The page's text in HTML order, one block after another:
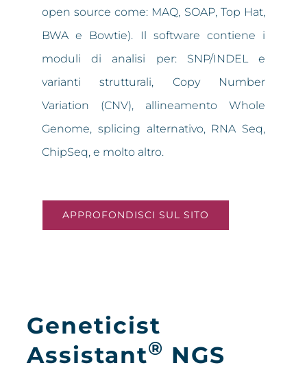
open source come: MAQ, SOAP, Top Hat,
BWA e Bowtie). Il software contiene i
moduli di analisi per: SNP/INDEL e
varianti strutturali, Copy Number
Variation (CNV), allineamento Whole
Genome, splicing alternativo, RNA Seq,
ChipSeq, e molto altro.
APPROFONDISCI SUL SITO
Geneticist
Assistant® NGS